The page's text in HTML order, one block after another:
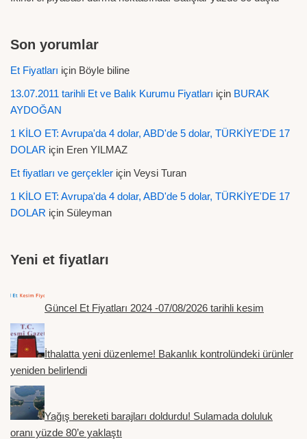
Son yorumlar
Et Fiyatları için Böyle biline
13.07.2011 tarihli Et ve Balık Kurumu Fiyatları için BURAK
AYDOĞAN
1 KİLO ET: Avrupa'da 4 dolar, ABD'de 5 dolar, TÜRKİYE'DE 17
DOLAR için Eren YILMAZ
Et fiyatları ve gerçekler için Veysi Turan
1 KİLO ET: Avrupa'da 4 dolar, ABD'de 5 dolar, TÜRKİYE'DE 17
DOLAR için Süleyman
Yeni et fiyatları
Güncel Et Fiyatları 2024 -07/08/2026 tarihli kesim
İthalatta yeni düzenleme! Bakanlık kontrolündeki ürünler
yeniden belirlendi
Yağış bereketi barajları doldurdu! Sulamada doluluk
oranı yüzde 80’e yaklaştı